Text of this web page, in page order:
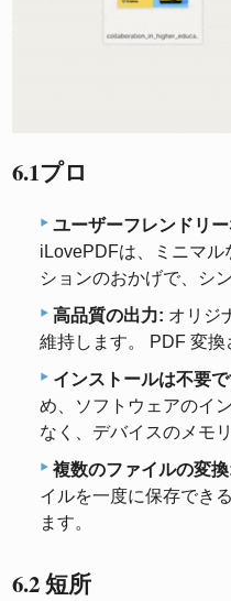
6.1プロ
ユーザーフレンドリ
iLovePDFは、ミニマル
ションのおかげで、シ
高品質の出力: オリジ
維持します。 PDF 変換
インストールは不要
め、ソフトウェアのイ
なく、デバイスのメモ
複数のファイルの変
イルを一度に保存でき
ます。
6.2 短所